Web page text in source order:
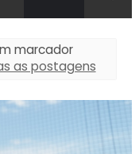
marcador
as postagens